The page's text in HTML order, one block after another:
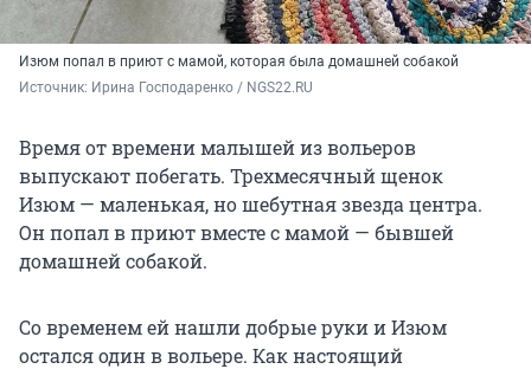
Изюм попал в приют с мамой, которая была домашней собакой
Источник: Ирина Господаренко / NGS22.RU
Время от времени малышей из вольеров
выпускают побегать. Трехмесячный щенок
Изюм — маленькая, но шебутная звезда центра.
Он попал в приют вместе с мамой — бывшей
домашней собакой.
Со временем ей нашли добрые руки и Изюм
остался один в вольере. Как настоящий